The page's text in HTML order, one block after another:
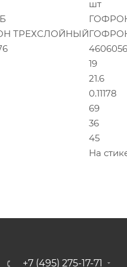
шт
ТРЕХСЛОЙНЫЙ
19
21.6
0.11178
69
36
45
На
+7 (495) 275-17-71